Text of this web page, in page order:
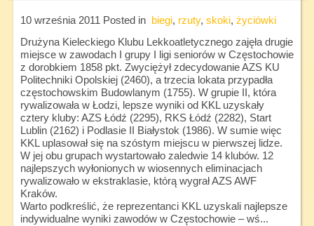
10 września 2011 Posted in biegi, rzuty, skoki, życiówki
Drużyna Kieleckiego Klubu Lekkoatletycznego zajęła drugie
miejsce w zawodach I grupy I ligi seniorów w Częstochowie
z dorobkiem 1858 pkt. Zwyciężył zdecydowanie AZS KU
Politechniki Opolskiej (2460), a trzecia lokata przypadła
częstochowskim Budowlanym (1755). W grupie II, która
rywalizowała w Łodzi, lepsze wyniki od KKL uzyskały
cztery kluby: AZS Łódź (2295), RKS Łódź (2282), Start
Lublin (2162) i Podlasie II Białystok (1986). W sumie więc
KKL uplasował się na szóstym miejscu w pierwszej lidze.
W jej obu grupach wystartowało zaledwie 14 klubów. 12
najlepszych wyłonionych w wiosennych eliminacjach
rywalizowało w ekstraklasie, którą wygrał AZS AWF
Kraków.
Warto podkreślić, że reprezentanci KKL uzyskali najlepsze
indywidualne wyniki zawodów w Częstochowie – wś...